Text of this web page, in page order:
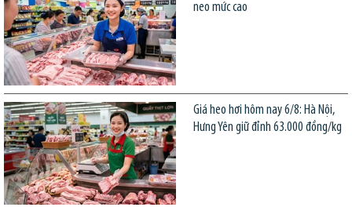
neo mức cao
Giá heo hơi hôm nay 6/8: Hà Nội,
Hưng Yên giữ đỉnh 63.000 đồng/kg